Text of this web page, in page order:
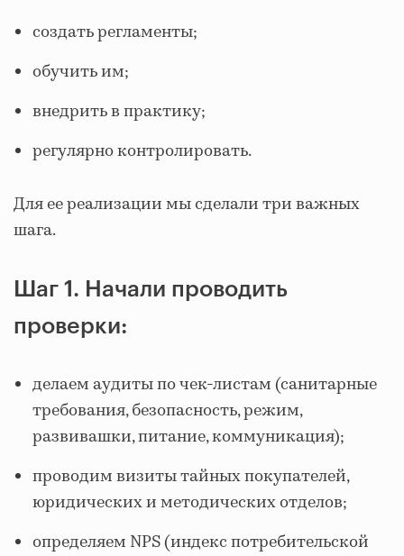
создать регламенты;
обучить им;
внедрить в практику;
регулярно контролировать.
Для ее реализации мы сделали три важных
шага.
Шаг 1. Начали проводить
проверки:
делаем аудиты по чек-листам (санитарные
требования, безопасность, режим,
развивашки, питание, коммуникация);
проводим визиты тайных покупателей,
юридических и методических отделов;
определяем NPS (индекс потребительской